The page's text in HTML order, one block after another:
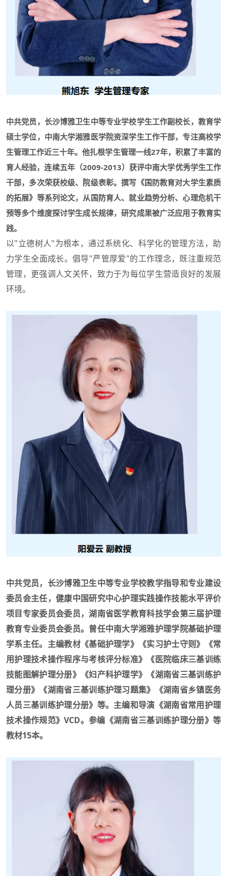
中共党员，长沙博雅卫生中等专业学校学生工作副校长，教育学
硕士学位，中南大学湘雅医学院资深学生工作干部，专注高校学
生管理工作近三十年。他扎根学生管理一线27年，积累了丰富的
育人经验，连续五年（2009-2013）获评中南大学优秀学生工作
干部，多次荣获校级、院级表彰。撰写《国防教育对大学生素质
的拓展》等系列论文，从国防育人、就业趋势分析、心理危机干
预等多个维度探讨学生成长规律，研究成果被广泛应用于教育实
践。
以"立德树人"为根本，通过系统化、科学化的管理方法，助
力学生全面成长。倡导"严管厚爱"的工作理念，既注重规范
管理，更强调人文关怀，致力于为每位学生营造良好的发展
环境。
中共党员，长沙博雅卫生中等专业学校教学指导和专业建设
委员会主任，健康中国研究中心护理实践操作技能水平评价
项目专家委员会委员，湖南省医学教育科技学会第三届护理
教育专业委员会委员。曾任中南大学湘雅护理学院基础护理
学系主任。主编教材《基础护理学》《实习护士守则》《常
用护理技术操作程序与考核评分标准》《医院临床三基训练
技能图解护理分册》《妇产科护理学》《湖南省三基训练护
理分册》《湖南省三基训练护理习题集》《湖南省乡镇医务
人员三基训练护理分册》等。主编和导演《湖南省常用护理
技术操作规范》VCD。参编《湖南省三基训练护理分册》等
教材15本。